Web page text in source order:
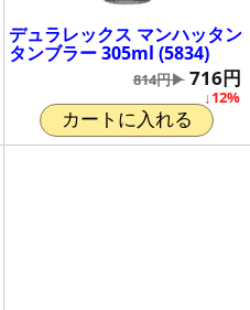
デュラレックス マンハッタン
タンブラー 305ml (5834)
↓12%
814円▶ 716円
カートに入れる